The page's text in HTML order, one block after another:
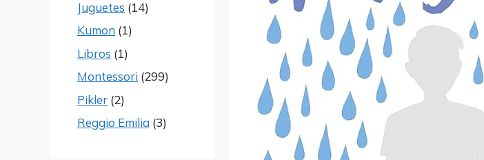
Juguetes (14)
Kumon (1)
Libros (1)
Montessori (299)
Pikler (2)
Reggio Emilia (3)